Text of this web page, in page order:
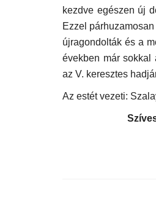
kezdve egészen új
Ezzel
újragondolták és a
években már sokkal
az V. keresztes
Az estét vezeti: